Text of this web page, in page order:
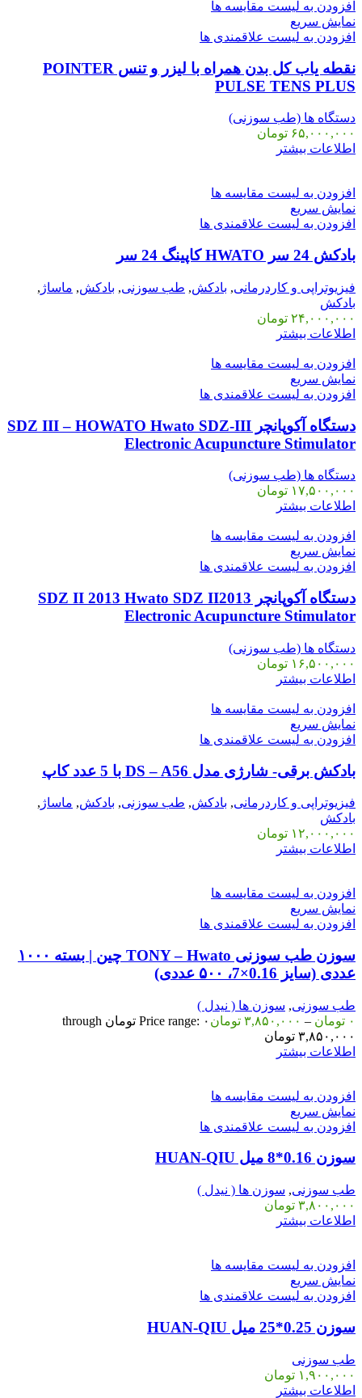
افزودن به لیست مقایسه ها
نمایش سریع
افزودن به لیست علاقمندی ها
نقطه یاب کل بدن همراه با لیزر و تنس POINTER
PULSE TENS PLUS
دستگاه ها (طب سوزنی)
۶۵,۰۰۰,۰۰۰ تومان
اطلاعات بیشتر
افزودن به لیست مقایسه ها
نمایش سریع
افزودن به لیست علاقمندی ها
بادکش 24 سر HWATO کاپینگ 24 سر
فیزیوتراپی و کاردرمانی, بادکش, طب سوزنی, بادکش, ماساژ ,
بادکش
۲۴,۰۰۰,۰۰۰ تومان
اطلاعات بیشتر
افزودن به لیست مقایسه ها
نمایش سریع
افزودن به لیست علاقمندی ها
دستگاه آکوپانچر SDZ III – HOWATO Hwato SDZ-III
Electronic Acupuncture Stimulator
دستگاه ها (طب سوزنی)
۱۷,۵۰۰,۰۰۰ تومان
اطلاعات بیشتر
افزودن به لیست مقایسه ها
نمایش سریع
افزودن به لیست علاقمندی ها
دستگاه آکوپانچر SDZ II 2013 Hwato SDZ II2013
Electronic Acupuncture Stimulator
دستگاه ها (طب سوزنی)
۱۶,۵۰۰,۰۰۰ تومان
اطلاعات بیشتر
افزودن به لیست مقایسه ها
نمایش سریع
افزودن به لیست علاقمندی ها
بادکش برقی- شارژی مدل DS – A56 با 5 عدد کاپ
فیزیوتراپی و کاردرمانی, بادکش, طب سوزنی, بادکش, ماساژ ,
بادکش
۱۲,۰۰۰,۰۰۰ تومان
اطلاعات بیشتر
افزودن به لیست مقایسه ها
نمایش سریع
افزودن به لیست علاقمندی ها
سوزن طب سوزنی TONY – Hwato چین | بسته ۱۰۰۰
عددی (سایز 0.16×7، ۵۰۰ عددی)
طب سوزنی, سوزن ها ( نیدل )
۰ تومان – ۳,۸۵۰,۰۰۰ تومان
Price range: ۰ تومان through
۳,۸۵۰,۰۰۰ تومان
اطلاعات بیشتر
افزودن به لیست مقایسه ها
نمایش سریع
افزودن به لیست علاقمندی ها
سوزن 0.16*8 میل HUAN-QIU
طب سوزنی, سوزن ها ( نیدل )
۳,۸۰۰,۰۰۰ تومان
اطلاعات بیشتر
افزودن به لیست مقایسه ها
نمایش سریع
افزودن به لیست علاقمندی ها
سوزن 0.25*25 میل HUAN-QIU
طب سوزنی
۱,۹۰۰,۰۰۰ تومان
اطلاعات بیشتر